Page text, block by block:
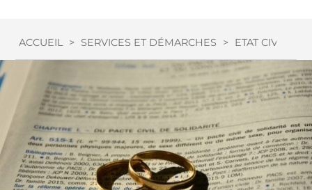
ACCUEIL > SERVICES ET DÉMARCHES > ETAT CIVIL